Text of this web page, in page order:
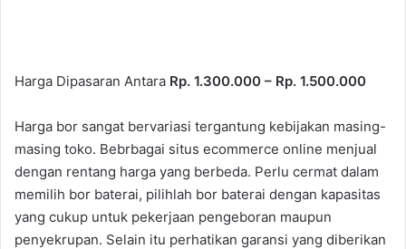
Harga Dipasaran Antara Rp. 1.300.000 – Rp. 1.500.000
Harga bor sangat bervariasi tergantung kebijakan masing-
masing toko. Bebrbagai situs ecommerce online menjual
dengan rentang harga yang berbeda. Perlu cermat dalam
memilih bor baterai, pilihlah bor baterai dengan kapasitas
yang cukup untuk pekerjaan pengeboran maupun
penyekrupan. Selain itu perhatikan garansi yang diberikan